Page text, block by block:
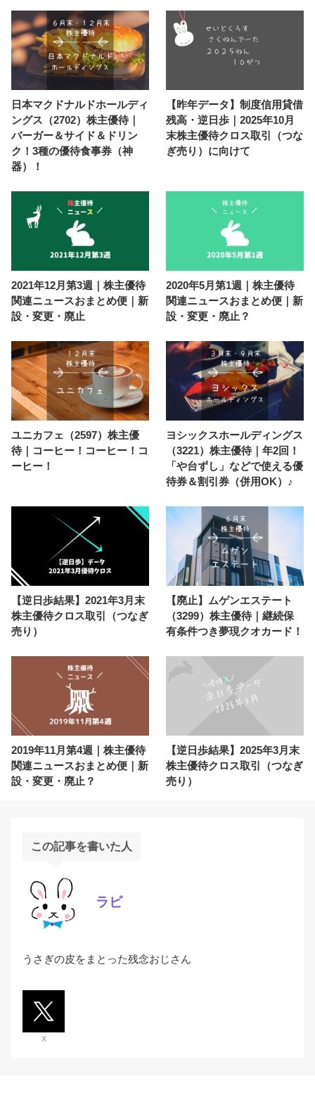
日本マクドナルドホールディ
ングス（2702）株主優待｜
バーガー＆サイド＆ドリン
ク！3種の優待食事券（神
器）！
【昨年データ】制度信用貸借
残高・逆日歩｜2025年10月
末株主優待クロス取引（つな
ぎ売り）に向けて
2021年12月第3週｜株主優待
関連ニュースおまとめ便｜新
設・変更・廃止
2020年5月第1週｜株主優待
関連ニュースおまとめ便｜新
設・変更・廃止？
ユニカフェ（2597）株主優
待｜コーヒー！コーヒー！コ
ーヒー！
ヨシックスホールディングス
（3221）株主優待｜年2回！
「や台ずし」などで使える優
待券＆割引券（併用OK）♪
【逆日歩結果】2021年3月末
株主優待クロス取引（つなぎ
売り）
【廃止】ムゲンエステート
（3299）株主優待｜継続保
有条件つき夢現クオカード！
2019年11月第4週｜株主優待
関連ニュースおまとめ便｜新
設・変更・廃止？
【逆日歩結果】2025年3月末
株主優待クロス取引（つなぎ
売り）
この記事を書いた人
ラビ
うさぎの皮をまとった残念おじさん
X